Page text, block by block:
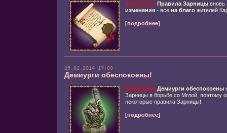
Внимание! Правила Зарницывновь
изменения- все на благожителей
[подробнее]
25.02.2014 17:00
Демиурги обеспокоены!
Внимание! Демиурги обеспокоены
Зарницы в борьбе со Мглой, поэтому
некоторые правила Зарницы!
[подробнее]